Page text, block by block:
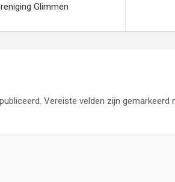
Glimmen
Vereiste velden zijn gemarkeerd